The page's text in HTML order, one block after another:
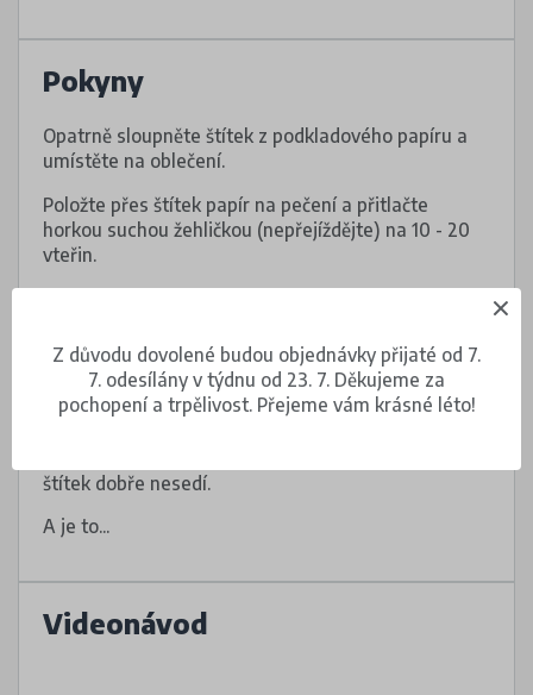
Pokyny
Opatrně sloupněte štítek z podkladového papíru a
umístěte na oblečení.
Položte přes štítek papír na pečení a přitlačte
horkou suchou žehličkou (nepřejíždějte) na 10 - 20
vteřin.
Pokud je aplikován správně, měli byste na něm vidět
vytlačenou texturu látky.
štítek dobře nesedí.
A je to...
Videonávod
Z důvodu dovolené budou objednávky přijaté od 7.
7. odesílány v týdnu od 23. 7. Děkujeme za
pochopení a trpělivost. Přejeme vám krásné léto!